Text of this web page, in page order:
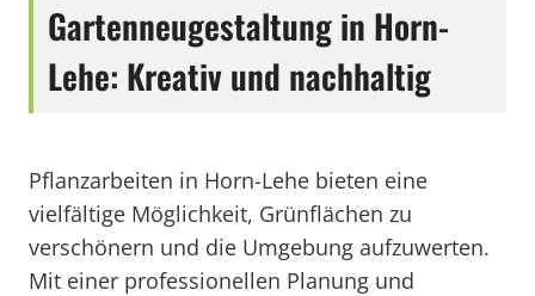
Gartenneugestaltung in Horn-
Lehe: Kreativ und nachhaltig
Pflanzarbeiten in Horn-Lehe bieten eine
vielfältige Möglichkeit, Grünflächen zu
verschönern und die Umgebung aufzuwerten.
Mit einer professionellen Planung und